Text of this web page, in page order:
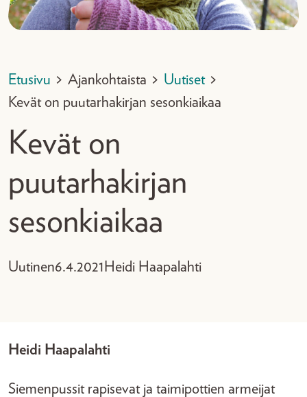
Etusivu > Ajankohtaista > Uutiset >
Kevät on puutarhakirjan sesonkiaikaa
Kevät on
puutarhakirjan
sesonkiaikaa
Uutinen6.4.2021 Heidi Haapalahti
Heidi Haapalahti
Siemenpussit rapisevat ja taimipottien armeijat